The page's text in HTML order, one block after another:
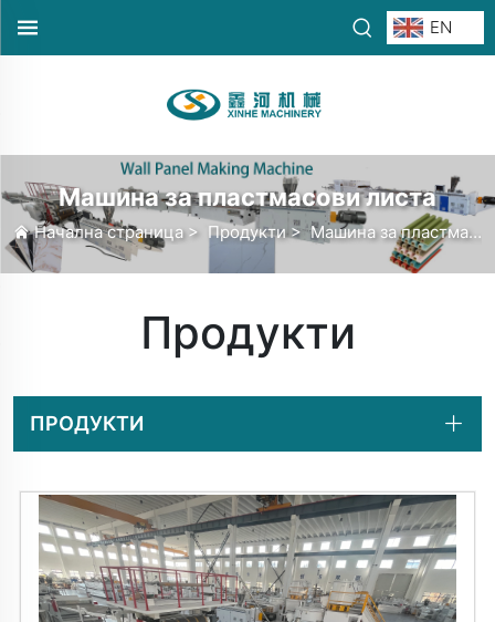
EN
Машина за пластмасови листа
Начална страница> Продукти>Машина за пластмасови листа
Продукти
ПРОДУКТИ